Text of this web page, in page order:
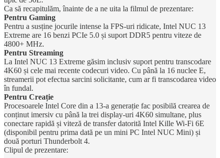
Ca să recapitulăm, înainte de a ne uita la filmul de prezentare:
Pentru Gaming
Pentru a susține jocurile intense la FPS-uri ridicate, Intel NUC 13
Extreme are 16 benzi PCIe 5.0 și suport DDR5 pentru viteze de
4800+ MHz.
Pentru Streaming
La Intel NUC 13 Extreme găsim inclusiv suport pentru transcodare
4K60 și cele mai recente codecuri video. Cu până la 16 nuclee E,
streamerii pot efectua sarcini solicitante, cum ar fi transcodarea video
în fundal.
Pentru Creație
Procesoarele Intel Core din a 13-a generație fac posibilă crearea de
conținut imersiv cu până la trei display-uri 4K60 simultane, plus
conectare rapidă și viteză de transfer datorită Intel Kille Wi-Fi 6E
(disponibil pentru prima dată pe un mini PC Intel NUC Mini) și
două porturi Thunderbolt 4.
Clipul de prezentare: